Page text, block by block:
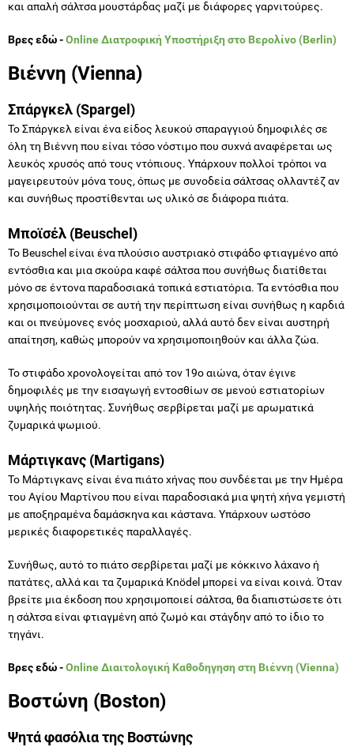
και απαλή σάλτσα μουστάρδας μαζί με διάφορες γαρνιτούρες.
Βρες εδώ -Online Διατροφική Υποστήριξη στο Βερολίνο (Berlin)
Βιέννη (Vienna)
Σπάργκελ (Spargel)
Το Σπάργκελ είναι ένα είδος λευκού σπαραγγιού δημοφιλές σε
όλη τη Βιέννη που είναι τόσο νόστιμο που συχνά αναφέρεται ως
λευκός χρυσός από τους ντόπιους. Υπάρχουν πολλοί τρόποι να
μαγειρευτούν μόνα τους, όπως με συνοδεία σάλτσας ολλαντέζ αν
και συνήθως προστίθενται ως υλικό σε διάφορα πιάτα.
Μποϊσέλ (Beuschel)
Το Βeuschel είναι ένα πλούσιο αυστριακό στιφάδο φτιαγμένο από
εντόσθια και μια σκούρα καφέ σάλτσα που συνήθως διατίθεται
μόνο σε έντονα παραδοσιακά τοπικά εστιατόρια. Τα εντόσθια που
χρησιμοποιούνται σε αυτή την περίπτωση είναι συνήθως η καρδιά
και οι πνεύμονες ενός μοσχαριού, αλλά αυτό δεν είναι αυστηρή
απαίτηση, καθώς μπορούν να χρησιμοποιηθούν και άλλα ζώα.
Το στιφάδο χρονολογείται από τον 19ο αιώνα, όταν έγινε
δημοφιλές με την εισαγωγή εντοσθίων σε μενού εστιατορίων
υψηλής ποιότητας. Συνήθως σερβίρεται μαζί με αρωματικά
ζυμαρικά ψωμιού.
Μάρτιγκανς (Martigans)
Το Μάρτιγκανς είναι ένα πιάτο χήνας που συνδέεται με την Ημέρα
του Αγίου Μαρτίνου που είναι παραδοσιακά μια ψητή χήνα γεμιστή
με αποξηραμένα δαμάσκηνα και κάστανα. Υπάρχουν ωστόσο
μερικές διαφορετικές παραλλαγές.
Συνήθως, αυτό το πιάτο σερβίρεται μαζί με κόκκινο λάχανο ή
πατάτες, αλλά και τα ζυμαρικά Knödel μπορεί να είναι κοινά. Όταν
βρείτε μια έκδοση που χρησιμοποιεί σάλτσα, θα διαπιστώσετε ότι
η σάλτσα είναι φτιαγμένη από ζωμό και στάγδην από το ίδιο το
τηγάνι.
Βρες εδώ -Online Διαιτολογική Καθοδηγηση στη Βιέννη (Vienna)
Βοστώνη (Boston)
Ψητά φασόλια της Βοστώνης